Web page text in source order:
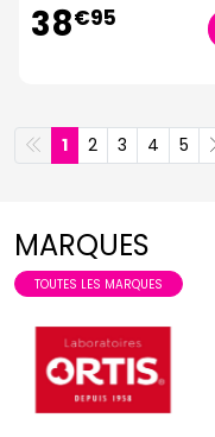
38€95
1 2 3 4 5
MARQUES
TOUTES LES MARQUES